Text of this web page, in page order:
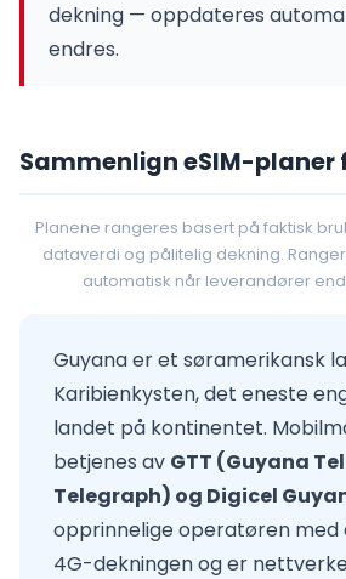
dekning — oppdateres
endres.
Sammenlign eSIM-planer
Planene rangeres basert på faktisk
dataverdi og pålitelig dekning.
automatisk når leverandører
Guyana er et søramerikansk
Karibienkysten, det eneste
landet på kontinentet.
betjenes av GTT (Guyana
Telegraph) og Digicel
opprinnelige operatøren med
4G-dekningen og er